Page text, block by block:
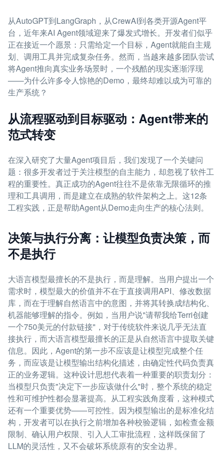
从AutoGPT到LangGraph，从CrewAI到各类开源Agent平
台，近年来AI Agent领域迎来了爆发式增长。开发者们似乎
正在接近一个愿景：只需给定一个目标，Agent就能自主规
划、调用工具并完成复杂任务。然而，当越来越多团队尝试
将Agent推向真实业务场景时，一个残酷的现实逐渐浮现
——为什么许多令人惊艳的Demo，最终却难以成为可靠的
生产系统？
从流程驱动到目标驱动：Agent带来的
范式转变
在深入研究了大量Agent项目后，我们发现了一个关键问
题：很多开发者过于关注模型的自主能力，却忽视了软件工
程的重要性。真正成功的Agent往往不是依靠无限循环的推
理和工具调用，而是建立在成熟的软件架构之上。这12条
工程实践，正是帮助Agent从Demo走向生产的核心法则。
决策与执行分离：让模型负责决策，而
不是执行
大语言模型最擅长的不是执行，而是理解。当用户提出一个
需求时，模型最大的价值并不在于直接调用API、修改数据
库，而在于理解自然语言中的意图，并将其转换成结构化、
机器能够理解的指令。例如，当用户说"请帮我给Terri创建
一个750美元的付款链接"，对于传统软件来说几乎无法直
接执行，而大语言模型最擅长的正是从自然语言中提取关键
信息。因此，Agent的第一步不应该是让模型完成整个任
务，而应该是让模型输出结构化描述，由确定性代码负责真
正的业务逻辑。这种设计思想代表着一种重要的职责划分：
当模型只负责"决定下一步应该做什么"时，整个系统的稳定
性和可维护性都会显著提高。从工程实践角度看，这种模式
还有一个重要优势——可控性。因为模型输出的是标准化结
构，开发者可以在执行之前增加各种校验逻辑，如检查金额
限制、确认用户权限、引入人工审批流程，这样既保留了
LLM的灵活性，又不会破坏系统原有的安全边界。